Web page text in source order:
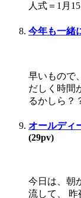
人式＝1月
今年も一緒
早いもので
だしく時間
るかしら？
オールディ
(29pv)
今日は、朝
流して、 昨